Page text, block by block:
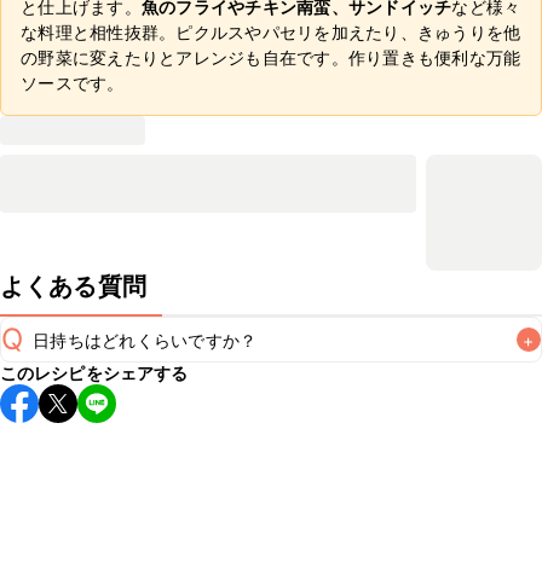
と仕上げます。 魚のフライやチキン南蛮、サンドイッチなど様々
な料理と相性抜群。ピクルスやパセリを加えたり、きゅうりを他
の野菜に変えたりとアレンジも自在です。作り置きも便利な万能
ソースです。
よくある質問
Q 日持ちはどれくらいですか？ +
保存期間は冷蔵で当日中が目安です。なるべくお早めにお召
し上がりください。
このレシピをシェアする